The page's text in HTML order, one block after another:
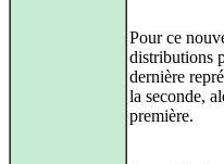
Pour ce
distributions
dernière
la seconde,
première.